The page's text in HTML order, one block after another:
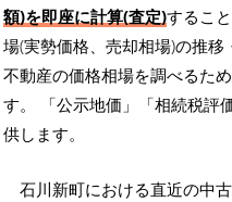
額)を即座に計算(査定)するこ
場(実勢価格、売却相場)の推移
不動産の価格相場を調べるた
す。
「公示地価」「相続税
供します。
石川新町における直近の中